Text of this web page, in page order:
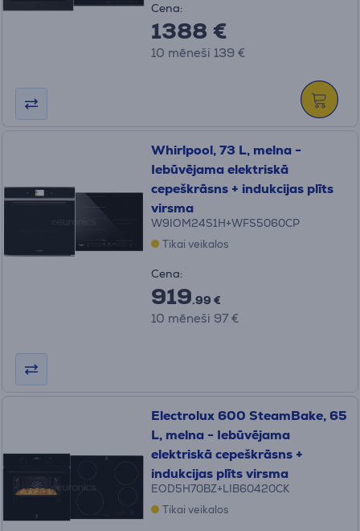
Cena:
1388 €
10 mēneši 139 €
Whirlpool, 73 L, melna -
Iebūvējama elektriskā
cepeškrāsns + indukcijas plīts
virsma
W9IOM24S1H+WFS5060CP
Tikai veikalos
Cena:
919.99 €
10 mēneši 97 €
Electrolux 600 SteamBake, 65
L, melna - Iebūvējama
elektriskā cepeškrāsns +
indukcijas plīts virsma
EOD5H70BZ+LIB60420CK
Tikai veikalos